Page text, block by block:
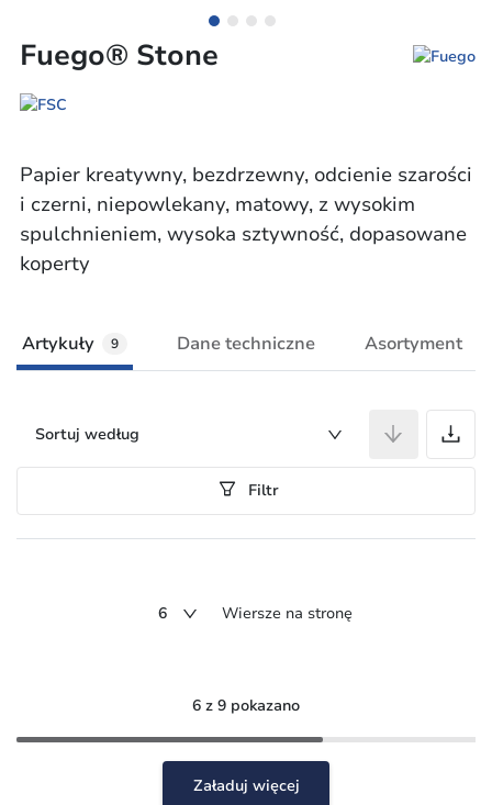
Fuego® Stone
Papier kreatywny, bezdrzewny, odcienie szarości
i czerni, niepowlekany, matowy, z wysokim
spulchnieniem, wysoka sztywność, dopasowane
koperty
Artykuły 9 Dane techniczne Asortyment
Sortuj według
Filtr
6 Wiersze na stronę
6 z 9 pokazano
Załaduj więcej